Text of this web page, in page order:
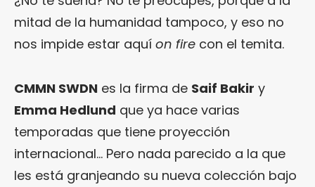
mitad de la humanidad tampoco, y eso no
nos impide estar aquí on fire con el temita.
CMMN SWDN es la firma de Saif Bakir y
Emma Hedlund que ya hace varias
temporadas que tiene proyección
internacional… Pero nada parecido a la que
les está granjeando su nueva colección bajo